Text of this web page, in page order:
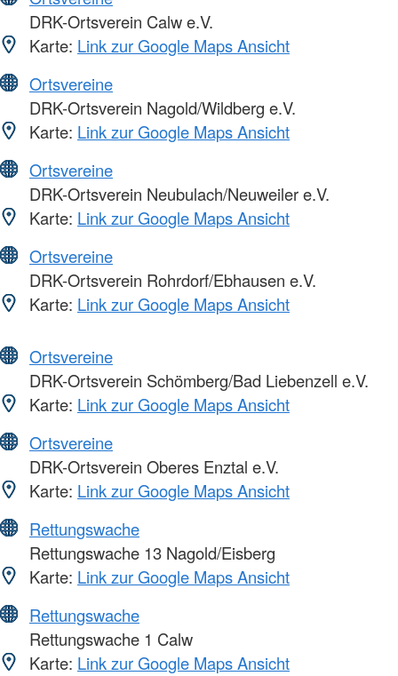
DRK-Ortsverein Calw e.V.
Karte: Link zur Google Maps Ansicht
Ortsvereine
DRK-Ortsverein Nagold/Wildberg e.V.
Karte: Link zur Google Maps Ansicht
Ortsvereine
DRK-Ortsverein Neubulach/Neuweiler e.V.
Karte: Link zur Google Maps Ansicht
Ortsvereine
DRK-Ortsverein Rohrdorf/Ebhausen e.V.
Karte: Link zur Google Maps Ansicht
Ortsvereine
DRK-Ortsverein Schömberg/Bad Liebenzell e.V.
Karte: Link zur Google Maps Ansicht
Ortsvereine
DRK-Ortsverein Oberes Enztal e.V.
Karte: Link zur Google Maps Ansicht
Rettungswache
Rettungswache 13 Nagold/Eisberg
Karte: Link zur Google Maps Ansicht
Rettungswache
Rettungswache 1 Calw
Karte: Link zur Google Maps Ansicht